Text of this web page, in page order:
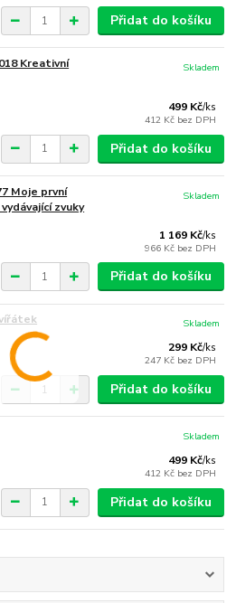
Přidat do košíku
Kreativní
499 Kč/ks
412 Kč bez DPH
Skladem
Přidat do košíku
Moje první
zvuky
1 169 Kč/ks
966 Kč bez DPH
Skladem
Přidat do košíku
299 Kč/ks
247 Kč bez DPH
Skladem
Přidat do košíku
499 Kč/ks
412 Kč bez DPH
Skladem
Přidat do košíku